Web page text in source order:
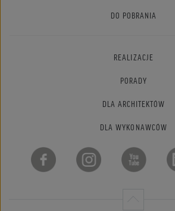
DO POBRANIA
REALIZACJE
PORADY
DLA ARCHITEKTÓW
DLA WYKONAWCÓW